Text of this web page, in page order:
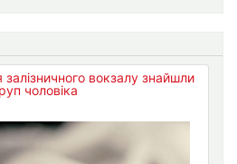
вокзалу знайшли
чоловіка